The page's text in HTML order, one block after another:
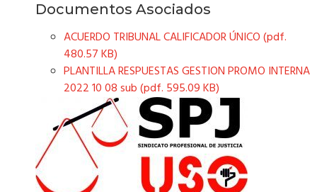
Documentos Asociados
ACUERDO TRIBUNAL CALIFICADOR ÚNICO (pdf.
480.57 KB)
PLANTILLA RESPUESTAS GESTION PROMO INTERNA
2022 10 08 sub (pdf. 595.09 KB)